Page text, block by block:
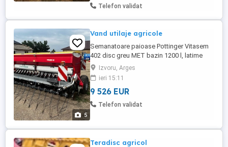
Telefon validat
5
Vand utilaje agricole
Semanatoare paioase Pottinger Vitasem
402 disc greu MET bazin 1200 l, latime
12mIzvoru, Arges
ieri 15:11
9 526 EUR
Telefon validat
Teradisc agricol